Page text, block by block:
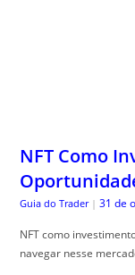
NFT Como
Guia do Trader | 31 de
NFT como
navegar nesse